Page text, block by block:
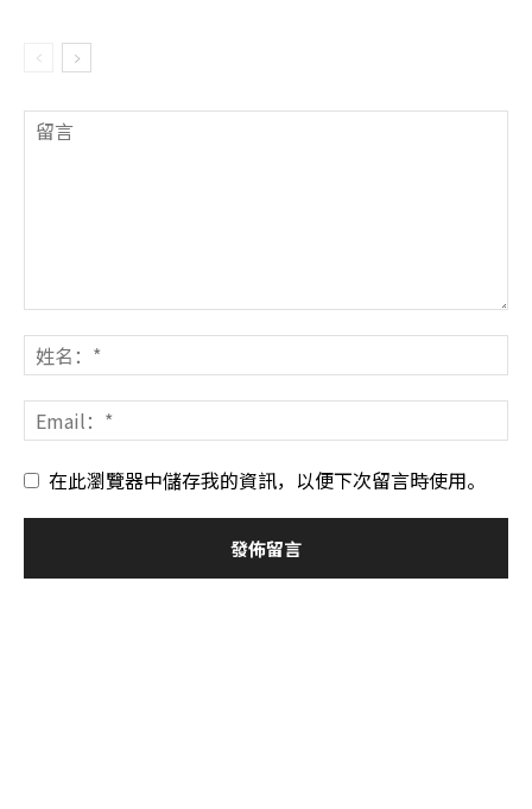
在此瀏覽器中儲存我的資訊，以便下次留言時使用。